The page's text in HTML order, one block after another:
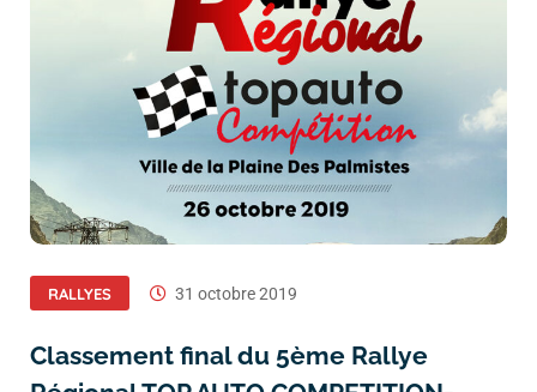
RALLYES 31 octobre 2019
Classement final du 5ème Rallye